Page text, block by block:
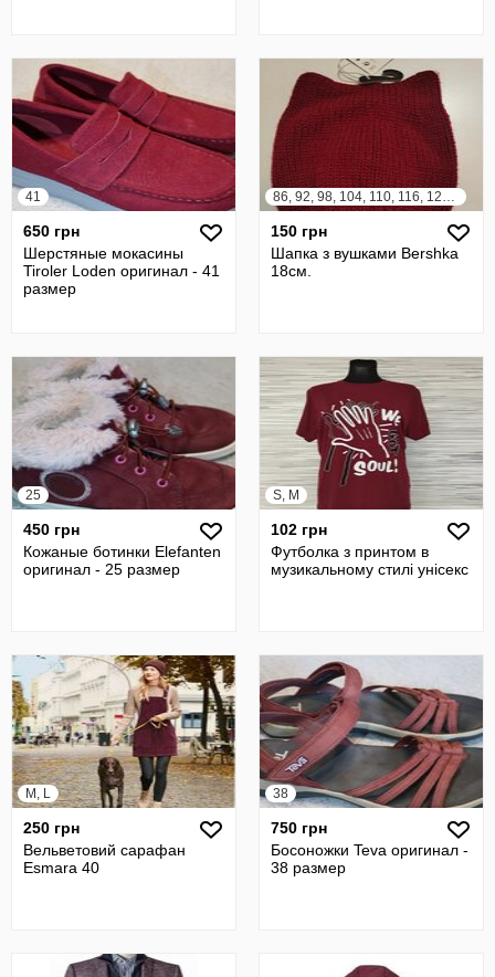
41
650 грн
Шерстяные мокасины
Tiroler Loden оригинал - 41
размер
86, 92, 98, 104, 110, 116, 122, 128, 56, 62, 68, 74, 80
150 грн
Шапка з вушками Bershka
18см.
25
450 грн
Кожаные ботинки Elefanten
оригинал - 25 размер
S, M
102 грн
Футболка з принтом в
музикальному стилі унісекс
M, L
250 грн
Вельветовий сарафан
Esmara 40
38
750 грн
Босоножки Teva оригинал -
38 размер